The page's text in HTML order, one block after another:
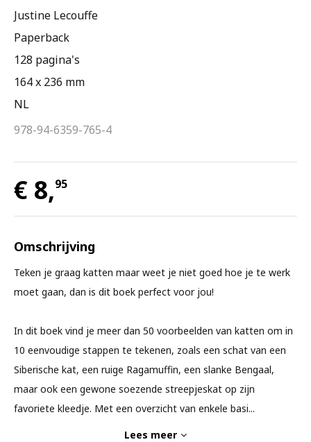
Justine Lecouffe
Paperback
128 pagina's
164 x 236 mm
NL
978-94-6359-765-4
€ 8,95
Omschrijving
Teken je graag katten maar weet je niet goed hoe je te werk
moet gaan, dan is dit boek perfect voor jou!
In dit boek vind je meer dan 50 voorbeelden van katten om in
10 eenvoudige stappen te tekenen, zoals een schat van een
Siberische kat, een ruige Ragamuffin, een slanke Bengaal,
maar ook een gewone soezende streepjeskat op zijn
favoriete kleedje. Met een overzicht van enkele basi...
Lees meer